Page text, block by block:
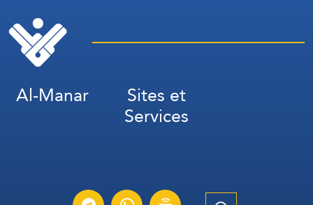
Al-Manar Sites et
Services